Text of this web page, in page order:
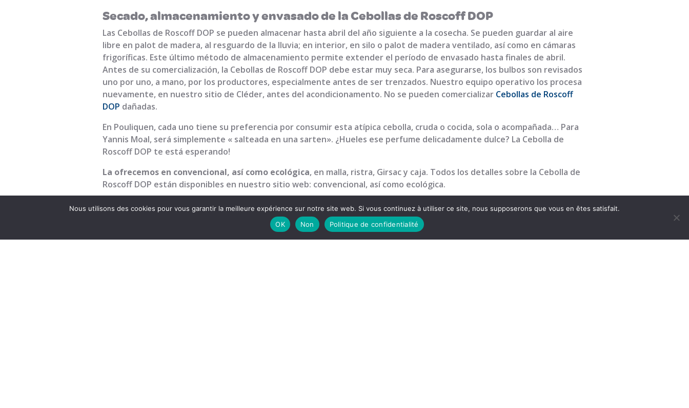
Secado, almacenamiento y envasado de la Cebollas de Roscoff DOP
Las Cebollas de Roscoff DOP se pueden almacenar hasta abril del año siguiente a la cosecha. Se pueden guardar al aire
libre en palot de madera, al resguardo de la lluvia; en interior, en silo o palot de madera ventilado, así como en cámaras
frigoríficas. Este último método de almacenamiento permite extender el período de envasado hasta finales de abril.
Antes de su comercialización, la Cebollas de Roscoff DOP debe estar muy seca. Para asegurarse, los bulbos son revisados
uno por uno, a mano, por los productores, especialmente antes de ser trenzados. Nuestro equipo operativo los procesa
nuevamente, en nuestro sitio de Cléder, antes del acondicionamento. No se pueden comercializar Cebollas de Roscoff
DOP dañadas.
En Pouliquen, cada uno tiene su preferencia por consumir esta atípica cebolla, cruda o cocida, sola o acompañada… Para
Yannis Moal, será simplemente « salteada en una sarten». ¿Hueles ese perfume delicadamente dulce? La Cebolla de
Roscoff DOP te está esperando!
La ofrecemos en convencional, así como ecológica, en malla, ristra, Girsac y caja. Todos los detalles sobre la Cebolla de
Roscoff DOP están disponibles en nuestro sitio web: convencional, así como ecológica.
Pouliquen
Nous utilisons des cookies pour vous garantir la meilleure expérience sur notre site web. Si vous continuez à utiliser ce site, nous supposerons que vous en êtes satisfait.
OK
Non Politique de confidentialité